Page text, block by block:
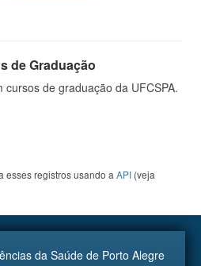
de Graduação
de graduação da UFCSPA.
esses registros usando a API (veja
da Saúde de Porto Alegre